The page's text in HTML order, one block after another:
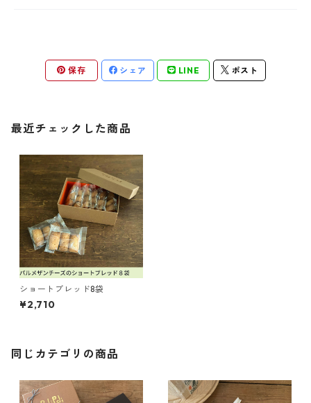
保存 シェア LINE ポスト
最近チェックした商品
ショートブレッド8袋
¥2,710
同じカテゴリの商品